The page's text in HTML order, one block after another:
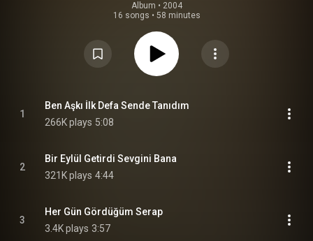
Album • 2004
16 songs • 58 minutes
1
Ben Aşkı İlk Defa Sende Tanıdım
266K plays 5:08
2
Bir Eylül Getirdi Sevgini Bana
321K plays 4:44
3
Her Gün Gördüğüm Serap
3.4K plays 3:57